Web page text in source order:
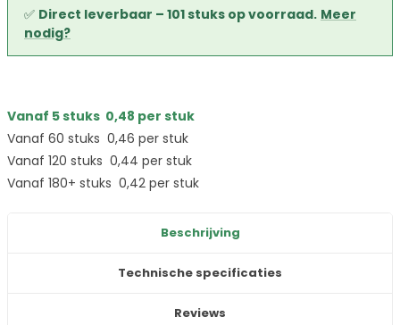
✅ Direct leverbaar – 101 stuks op voorraad. Meer
nodig?
Vanaf 5 stuks 0,48 per stuk
Vanaf 60 stuks 0,46 per stuk
Vanaf 120 stuks 0,44 per stuk
Vanaf 180+ stuks 0,42 per stuk
Beschrijving
Technische specificaties
Reviews